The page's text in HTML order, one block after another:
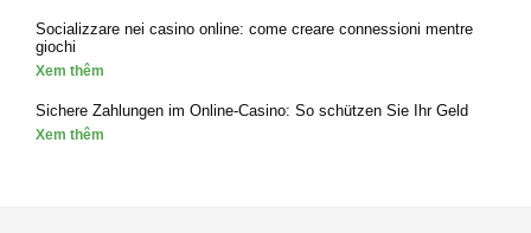
Socializzare nei casino online: come creare connessioni mentre
giochi
Xem thêm
Sichere Zahlungen im Online-Casino: So schützen Sie Ihr Geld
Xem thêm